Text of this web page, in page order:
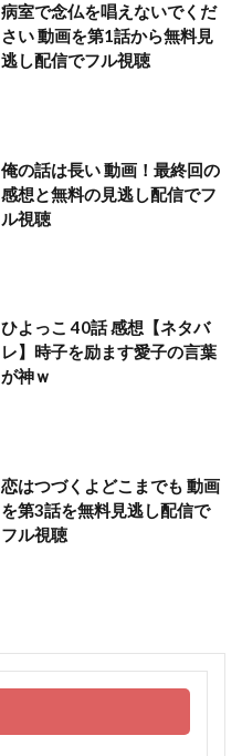
病室で念仏を唱えないでくだ
さい 動画を第1話から無料見
逃し配信でフル視聴
俺の話は長い 動画！最終回の
感想と無料の見逃し配信でフ
ル視聴
ひよっこ 40話 感想【ネタバ
レ】時子を励ます愛子の言葉
が神ｗ
恋はつづくよどこまでも 動画
を第3話を無料見逃し配信で
フル視聴